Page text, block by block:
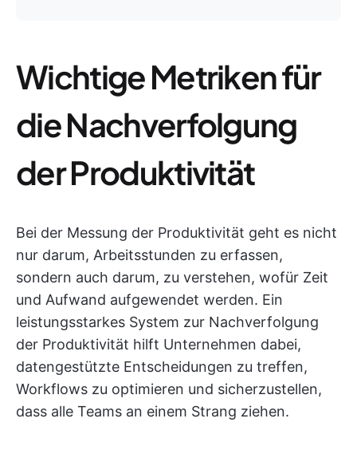
Wichtige Metriken für
die Nachverfolgung
der Produktivität
Bei der Messung der Produktivität geht es nicht
nur darum, Arbeitsstunden zu erfassen,
sondern auch darum, zu verstehen, wofür Zeit
und Aufwand aufgewendet werden. Ein
leistungsstarkes System zur Nachverfolgung
der Produktivität hilft Unternehmen dabei,
datengestützte Entscheidungen zu treffen,
Workflows zu optimieren und sicherzustellen,
dass alle Teams an einem Strang ziehen.